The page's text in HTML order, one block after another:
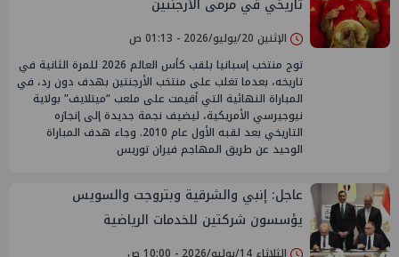
الإثنين 20/يوليو/2026 - 01:13 ص
توج منتخب إسبانيا بلقب كأس العالم 2026 للمرة الثانية في
تاريخه، بعدما تغلب على منتخب الأرجنتين بهدف دون رد، في
المباراة النهائية التي أقيمت على ملعب “ميتلايف” بولاية
نيوجيرسي الأمريكية، ليضيف نجمة جديدة إلى إنجازه
التاريخي بعد لقبه الأول عام 2010. وجاء هدف المباراة
الوحيد عن طريق المهاجم فيران توريس
عاجل: إنبي والشرقية وبتروجت والسويس
يؤسسون شركتين للخدمات الرياضية